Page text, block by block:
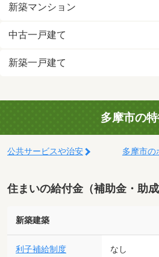
新築マンション
中古一戸建て
新築一戸建て
多摩市の
公共サービスや治安 多摩市の
住まいの給付金（補助金・助成
新築建築
利子補給制度 なし